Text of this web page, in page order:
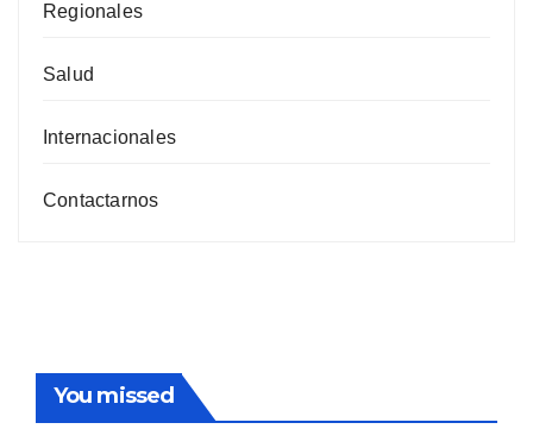
Regionales
Salud
Internacionales
Contactarnos
You missed